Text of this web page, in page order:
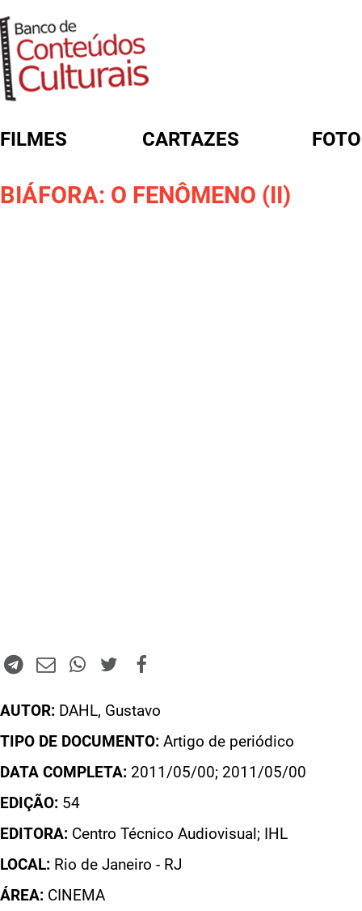
FILMES CARTAZES
BIÁFORA: O FENÔMENO (II)
AUTOR: DAHL, Gustavo
TIPO DE DOCUMENTO: Artigo de periódico
DATA COMPLETA: 2011/05/00; 2011/05/00
EDIÇÃO: 54
EDITORA: Centro Técnico Audiovisual; IHL
LOCAL: Rio de Janeiro - RJ
ÁREA: CINEMA
FORMULÁRIO DE BUSCA